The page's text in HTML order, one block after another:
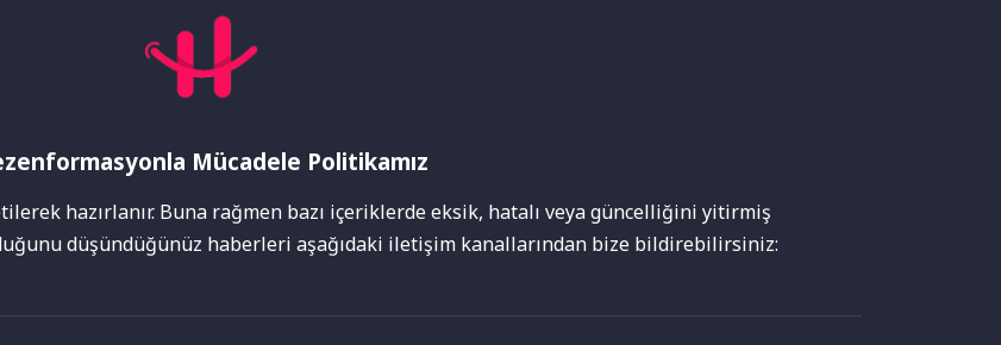
Mücadele Politikamız
hazırlanır. Buna rağmen bazı içeriklerde eksik, hatalı veya güncelliğini yitirmiş
düşündüğünüz haberleri aşağıdaki iletişim kanallarından bize bildirebilirsiniz: